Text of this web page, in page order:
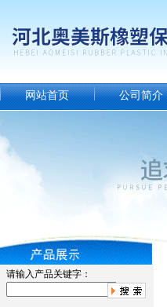
网站首页 公司简介
请输入产品关键字：